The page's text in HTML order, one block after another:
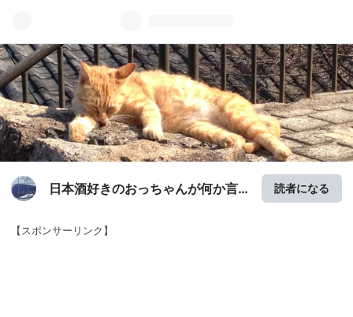
日本酒好きのおっちゃんが何か言
読者になる
【スポンサーリンク】